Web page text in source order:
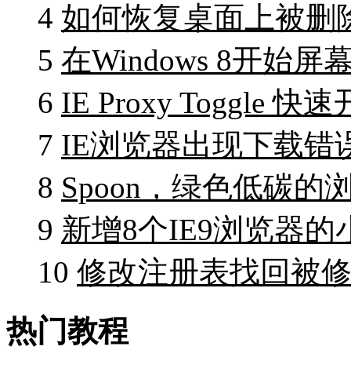
4 如何恢复桌面上被删
5 在Windows 8开始屏
6 IE Proxy Toggle 快
7 IE浏览器出现下载错
8 Spoon，绿色低碳的
9 新增8个IE9浏览器的
10 修改注册表找回被
热门教程